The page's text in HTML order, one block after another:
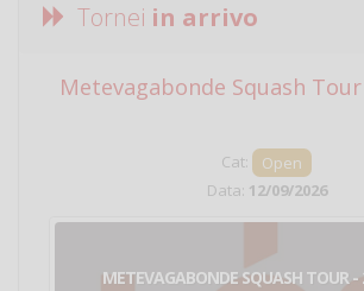
Tornei in arrivo
Metevagabonde Squash
Cat:
Open
Data: 12/09/2026
METEVAGABONDE SQUASH TOUR -